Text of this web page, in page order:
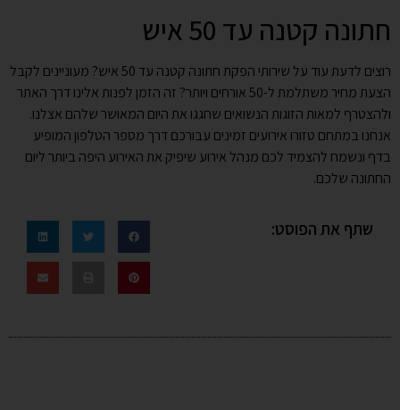
חתונה קטנה עד 50 איש
רוצים לדעת עוד על שירותי הפקת חתונה קטנה עד 50 איש? מעוניינים לקבל
הצעת מחיר משתלמת ל-50 אורחים ויותר? זה הזמן לפנות אלינו דרך האתר
ולהצטרף למאות הזוגות הנשואים שחגגו את היום המאושר שלהם אצלנו.
אנחנו במתחם טזורו אירועים זמינים עבורכם דרך מספר הטלפון המופיע
בדף ונשמח להצמיד לכם מנהל אירוע שיפיק את האירוע היפה ביותר ליום
החתונה שלכם.
שתף את הפוסט: